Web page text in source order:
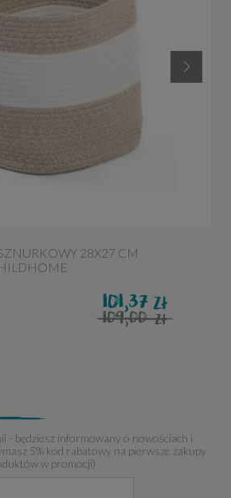
28X27 CM
101,37zł
109,00zł
- będziesz informowany o nowościach i
5% kod rabatowy na pierwsze zakupy
w promocji)